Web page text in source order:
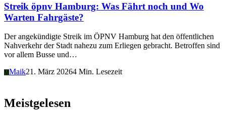
Streik öpnv Hamburg: Was Fährt noch und Wo
Warten Fahrgäste?
Der angekündigte Streik im ÖPNV Hamburg hat den öffentlichen
Nahverkehr der Stadt nahezu zum Erliegen gebracht. Betroffen sind
vor allem Busse und…
M Maik21. März 20264 Min. Lesezeit
Meistgelesen